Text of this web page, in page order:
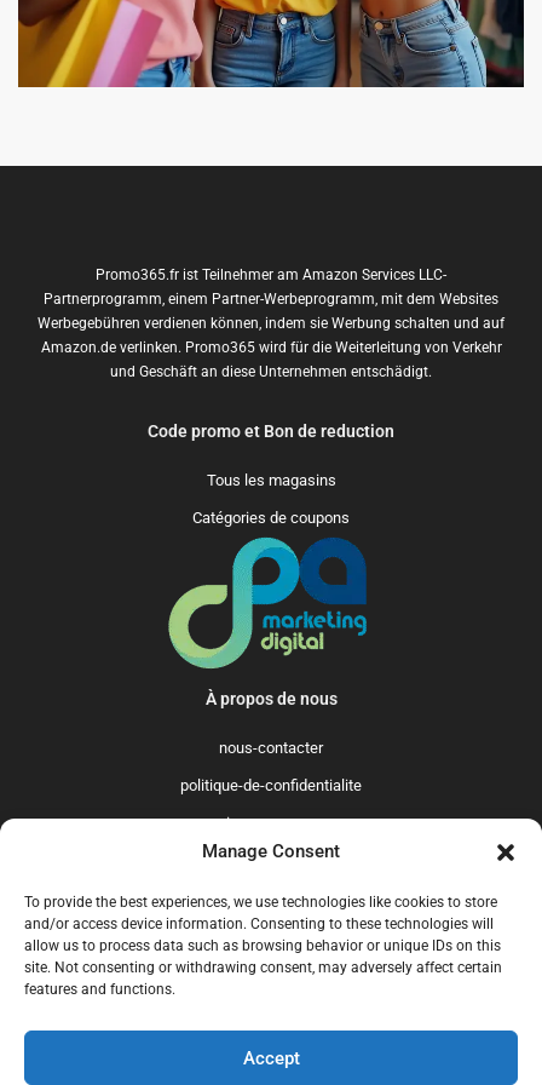
Manage Consent
To provide the best experiences, we use technologies like cookies to store
and/or access device information. Consenting to these technologies will
allow us to process data such as browsing behavior or unique IDs on this
site. Not consenting or withdrawing consent, may adversely affect certain
features and functions.
Accept
Promo365.fr ist Teilnehmer am Amazon Services LLC-
Partnerprogramm, einem Partner-Werbeprogramm, mit dem Websites
Werbegebühren verdienen können, indem sie Werbung schalten und auf
Amazon.de verlinken. Promo365 wird für die Weiterleitung von Verkehr
und Geschäft an diese Unternehmen entschädigt.
Code promo et Bon de reduction
Tous les magasins
Catégories de coupons
À propos de nous
nous-contacter
politique-de-confidentialite
qui-sommes-nous
US GB FR IT ES NL AU BR CA
© 2025 Promo365.fr - Tous droits réservés. Mise à jour en juillet 2024.